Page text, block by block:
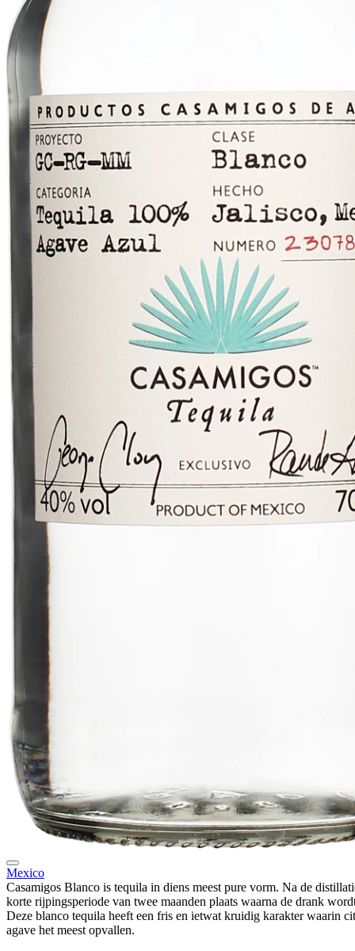
Mexico
Casamigos Blanco is tequila in diens meest pure vorm. Na de
korte rijpingsperiode van twee maanden plaats waarna de drank
Deze blanco tequila heeft een fris en ietwat kruidig karakter waarin
agave het meest opvallen.